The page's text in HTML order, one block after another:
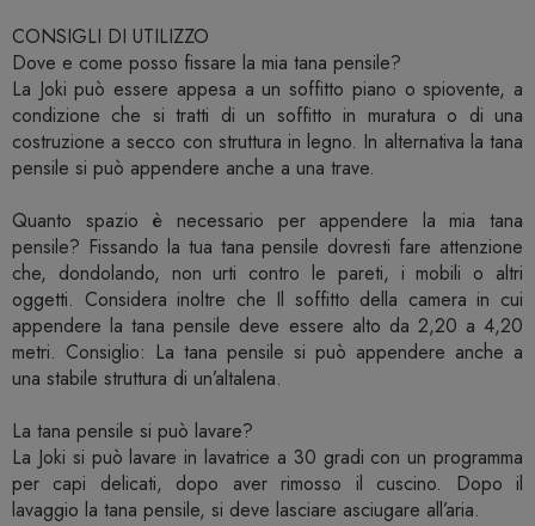
CONSIGLI DI UTILIZZO
Dove e come posso fissare la mia tana pensile?
La Joki può essere appesa a un soffitto piano o spiovente, a
condizione che si tratti di un soffitto in muratura o di una
costruzione a secco con struttura in legno. In alternativa la tana
pensile si può appendere anche a una trave.
Quanto spazio è necessario per appendere la mia tana
pensile? Fissando la tua tana pensile dovresti fare attenzione
che, dondolando, non urti contro le pareti, i mobili o altri
oggetti. Considera inoltre che Il soffitto della camera in cui
appendere la tana pensile deve essere alto da 2,20 a 4,20
metri. Consiglio: La tana pensile si può appendere anche a
una stabile struttura di un’altalena.
La tana pensile si può lavare?
La Joki si può lavare in lavatrice a 30 gradi con un programma
per capi delicati, dopo aver rimosso il cuscino. Dopo il
lavaggio la tana pensile, si deve lasciare asciugare all’aria.